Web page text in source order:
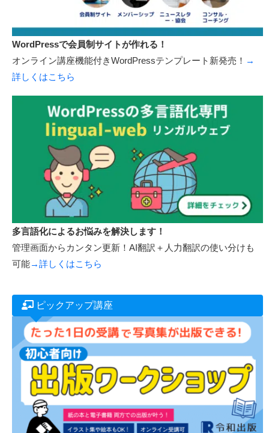
WordPressで会員制サイトが作れる！
オンライン講座機能付きWordPressテンプレート新発売！ →
詳しくはこちら
多言語化によるお悩みを解決します！
管理画面からカンタン更新！AI翻訳＋人力翻訳の使い分けも
可能→詳しくはこちら
ピックアップ講座